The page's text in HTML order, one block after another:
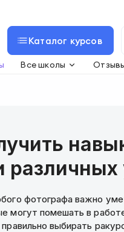
Каталог курсов
Все школы
различных
фотографа важно
могут помешать в
выбирать